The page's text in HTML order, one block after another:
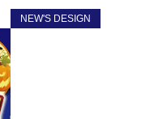
NEW'S DESIGN